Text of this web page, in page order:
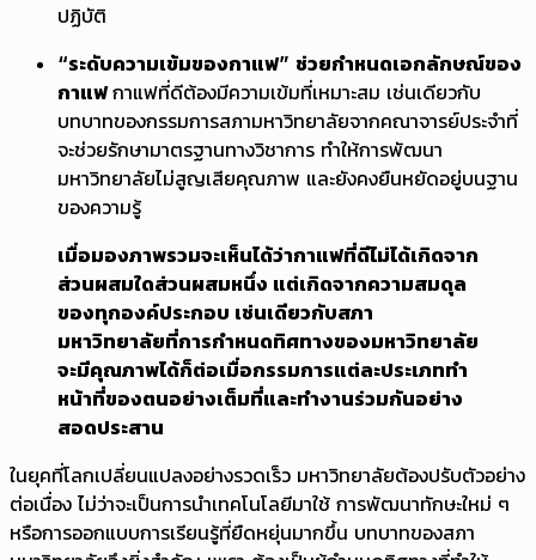
ปฏิบัติ
“ระดับความเข้มของกาแฟ” ช่วยกำหนดเอกลักษณ์ของ
กาแฟกาแฟที่ดีต้องมีความเข้มที่เหมาะสม เช่นเดียวกับ
บทบาทของกรรมการสภามหาวิทยาลัยจากคณาจารย์ประจำที่
จะช่วยรักษามาตรฐานทางวิชาการ ทำให้การพัฒนา
มหาวิทยาลัยไม่สูญเสียคุณภาพ และยังคงยืนหยัดอยู่บนฐาน
ของความรู้
เมื่อมองภาพรวมจะเห็นได้ว่ากาแฟที่ดีไม่ได้เกิดจาก
ส่วนผสมใดส่วนผสมหนึ่ง แต่เกิดจากความสมดุล
ของทุกองค์ประกอบ เช่นเดียวกับสภา
มหาวิทยาลัยที่การกำหนดทิศทางของมหาวิทยาลัย
จะมีคุณภาพได้ก็ต่อเมื่อกรรมการแต่ละประเภททำ
หน้าที่ของตนอย่างเต็มที่และทำงานร่วมกันอย่าง
สอดประสาน
ในยุคที่โลกเปลี่ยนแปลงอย่างรวดเร็ว มหาวิทยาลัยต้องปรับตัวอย่าง
ต่อเนื่อง ไม่ว่าจะเป็นการนำเทคโนโลยีมาใช้ การพัฒนาทักษะใหม่ ๆ
หรือการออกแบบการเรียนรู้ที่ยืดหยุ่นมากขึ้น บทบาทของสภา